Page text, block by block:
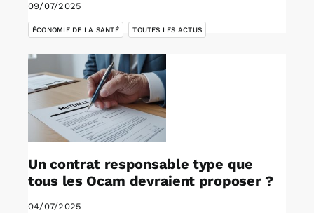
09/07/2025
ÉCONOMIE DE LA SANTÉ TOUTES LES ACTUS
Un contrat responsable type que
tous les Ocam devraient proposer ?
04/07/2025